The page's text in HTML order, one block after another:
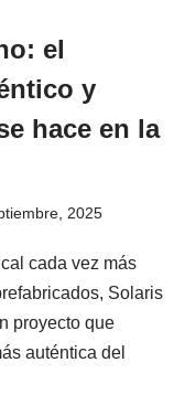
el
y
hace en la
2025
cada vez más
Solaris
proyecto que
auténtica del